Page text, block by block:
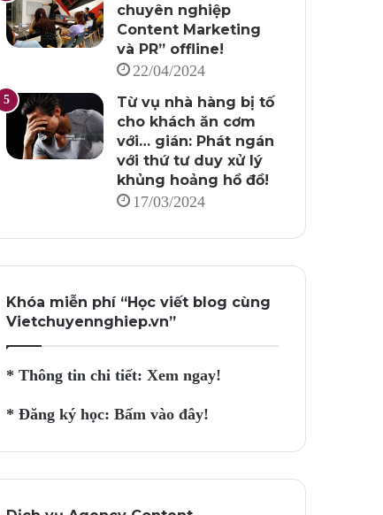
chuyên nghiệp
Content Marketing
và PR” offline!
22/04/2024
Từ vụ nhà hàng bị tố
cho khách ăn cơm
với… gián: Phát ngán
với thứ tư duy xử lý
khủng hoảng hồ đồ!
17/03/2024
Khóa miễn phí “Học viết blog cùng
Vietchuyennghiep.vn”
* Thông tin chi tiết:Xem ngay!
* Đăng ký học:Bấm vào đây!